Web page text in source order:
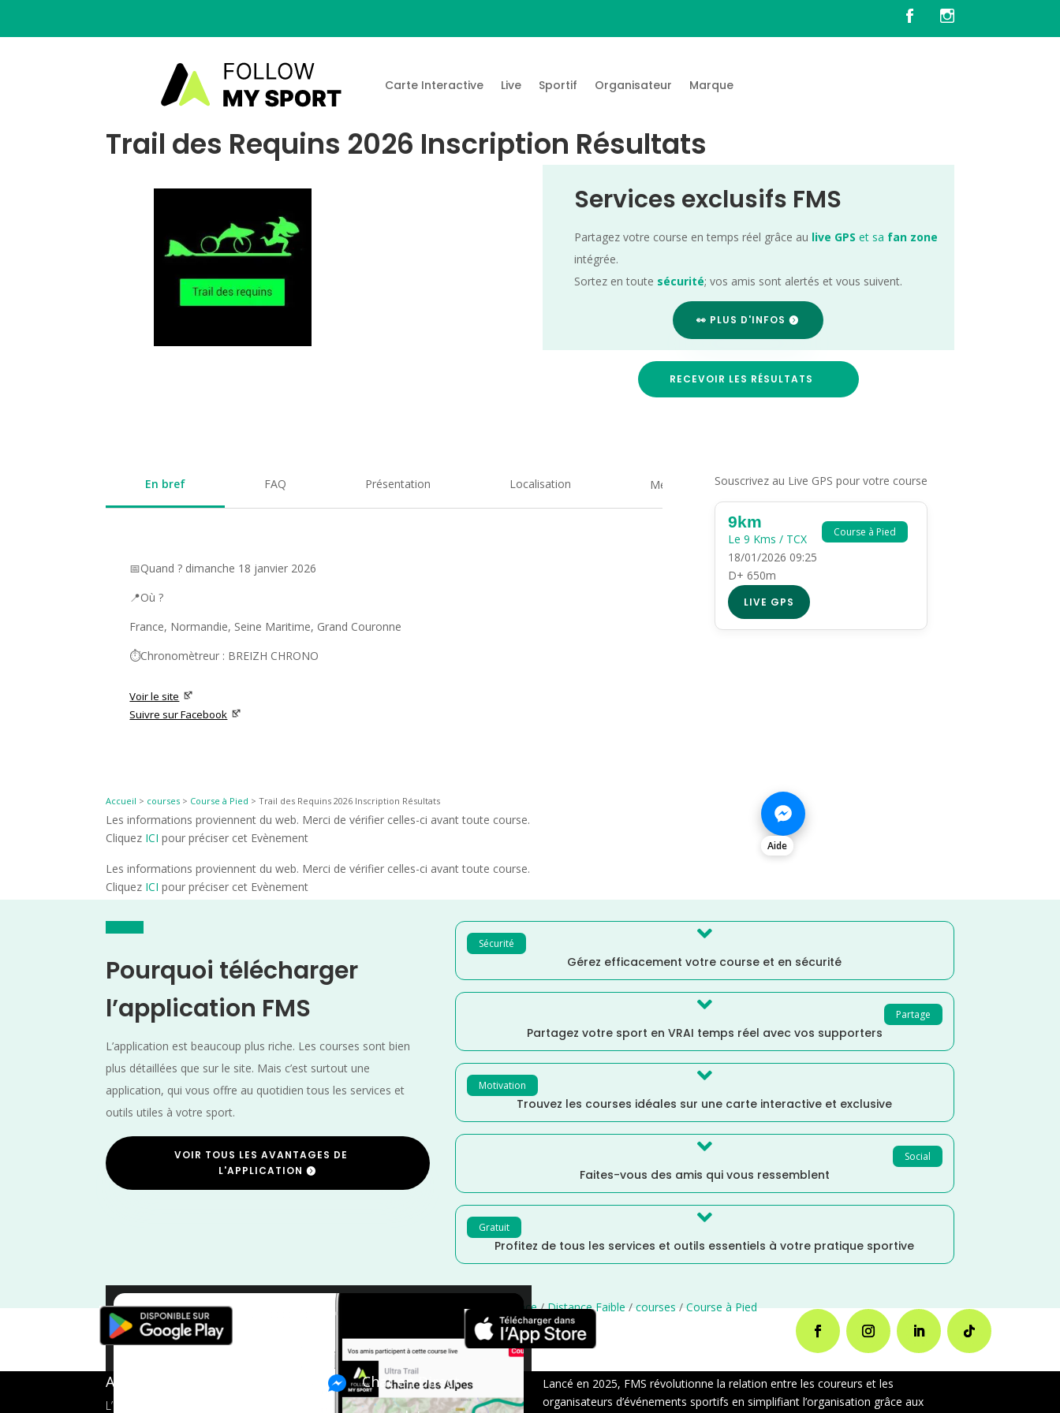
Carte Interactive Live Sportif Organisateur Marque
Trail des Requins 2026 Inscription Résultats
Services exclusifs FMS
Partagez votre course en temps réel grâce au live GPS et sa fan zone
intégrée.
Sortez en toute sécurité; vos amis sont alertés et vous suivent.
👀 PLUS D'INFOS
RECEVOIR LES RÉSULTATS
En bref FAQ Présentation Localisation Medias
📅Quand ? dimanche 18 janvier 2026
📍Où ?
France, Normandie, Seine Maritime, Grand Couronne
⏱️Chronomètreur : BREIZH CHRONO
Voir le site
Suivre sur Facebook
Souscrivez au Live GPS pour votre course
Course à Pied
9km
Le 9 Kms / TCX
18/01/2026 09:25
D+ 650m
LIVE GPS
Accueil > courses > Course à Pied >Trail des Requins 2026 Inscription Résultats
Les informations proviennent du web. Merci de vérifier celles-ci avant toute course.
Cliquez ICI pour préciser cet Evènement
Les informations proviennent du web. Merci de vérifier celles-ci avant toute course.
Cliquez ICI pour préciser cet Evènement
Aide
Pourquoi télécharger
l’application FMS
L’application est beaucoup plus riche. Les courses sont bien
plus détaillées que sur le site. Mais c’est surtout une
application, qui vous offre au quotidien tous les services et
outils utiles à votre sport.
VOIR TOUS LES AVANTAGES DE
L'APPLICATION
Sécurité 
Gérez efficacement votre course et en sécurité
Partage

Partagez votre sport en VRAI temps réel avec vos supporters
Motivation 
Trouvez les courses idéales sur une carte interactive et exclusive
Social

Faites-vous des amis qui vous ressemblent
Gratuit 
Profitez de tous les services et outils essentiels à votre pratique sportive
×
Seine Maritime Janvier France/Distance Faible/courses/Course à Pied
A propos de FMS
L’application tout-en-un pour les
Chat en Direct
Lancé en 2025, FMS révolutionne la relation entre les coureurs et les
organisateurs d’événements sportifs en simplifiant l’organisation grâce aux